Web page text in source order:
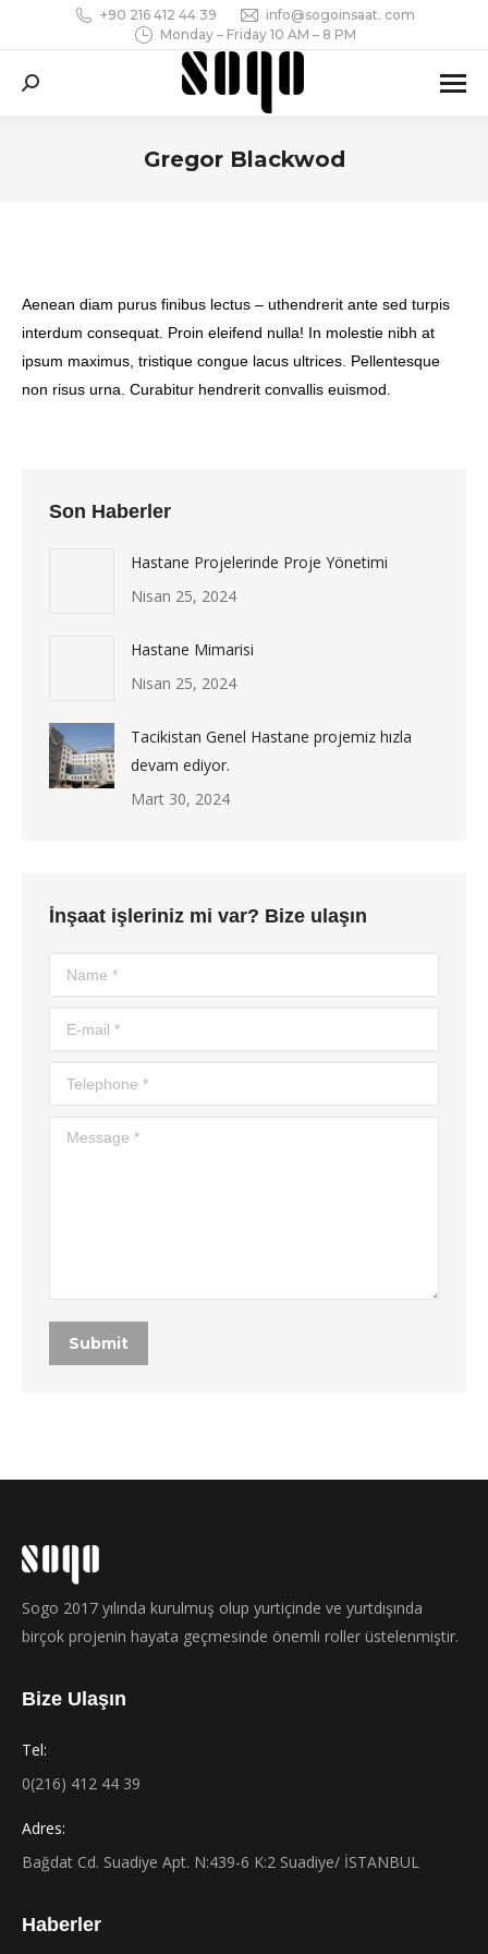
+90 216 412 44 39
info@sogoinsaat. com
Monday – Friday 10 AM – 8 PM
Search:
Gregor Blackwod
Aenean diam purus finibus lectus – uthendrerit ante sed turpis
interdum consequat. Proin eleifend nulla! In molestie nibh at
ipsum maximus, tristique congue lacus ultrices. Pellentesque
non risus urna. Curabitur hendrerit convallis euismod.
Son Haberler
Hastane Projelerinde Proje Yönetimi
Nisan 25, 2024
Hastane Mimarisi
Nisan 25, 2024
Tacikistan Genel Hastane projemiz hızla
devam ediyor.
Mart 30, 2024
İnşaat işleriniz mi var? Bize ulaşın
Name *
E-mail *
Telephone *
Message *
Submit
Sogo 2017 yılında kurulmuş olup yurtiçinde ve yurtdışında
birçok projenin hayata geçmesinde önemli roller üstelenmiştir.
Bize Ulaşın
Tel:
0(216) 412 44 39
Adres:
Bağdat Cd. Suadiye Apt. N:439-6 K:2 Suadiye/ İSTANBUL
Haberler